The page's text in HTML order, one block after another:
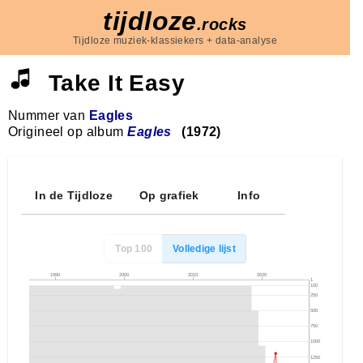
tijdloze.rocks
Tijdloze muziek-klassiekers + data-analyse
Take It Easy
Nummer van Eagles
Origineel op albumEagles (1972)
In de Tijdloze Op grafiek Info
Top 100 Volledige lijst
1990 2000 2010 2020
1
100
250
500
750
1000
1250